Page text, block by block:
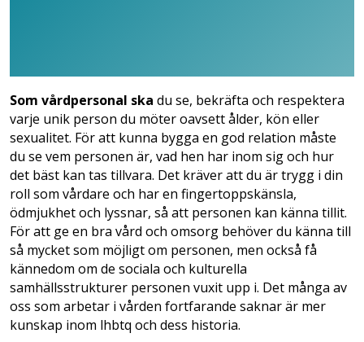
Som vårdpersonal ska du se, bekräfta och respektera
varje unik person du möter oavsett ålder, kön eller
sexualitet. För att kunna bygga en god relation måste
du se vem personen är, vad hen har inom sig och hur
det bäst kan tas tillvara. Det kräver att du är trygg i din
roll som vårdare och har en fingertoppskänsla,
ödmjukhet och lyssnar, så att personen kan känna tillit.
För att ge en bra vård och omsorg behöver du känna till
så mycket som möjligt om personen, men också få
kännedom om de sociala och kulturella
samhällsstrukturer personen vuxit upp i. Det många av
oss som arbetar i vården fortfarande saknar är mer
kunskap inom lhbtq och dess historia.